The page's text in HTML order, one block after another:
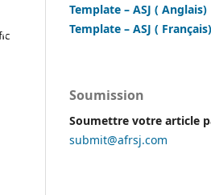
Template – ASJ ( Anglais)
Template – ASJ ( Français)
Soumission
Soumettre votre article
submit@afrsj.com